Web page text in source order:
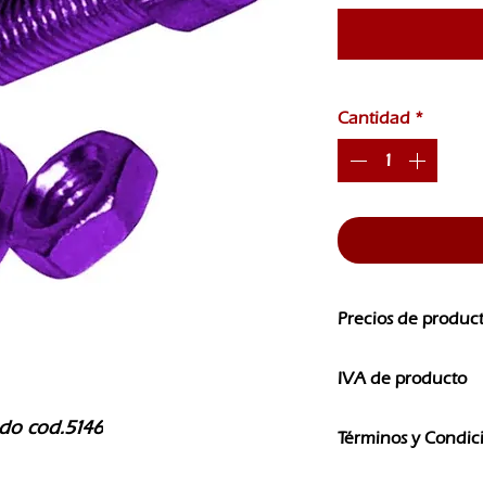
cod.5146
Cantidad *
Precios de
CAMBIOS SIN
IVA de producto
IVA
Términos y